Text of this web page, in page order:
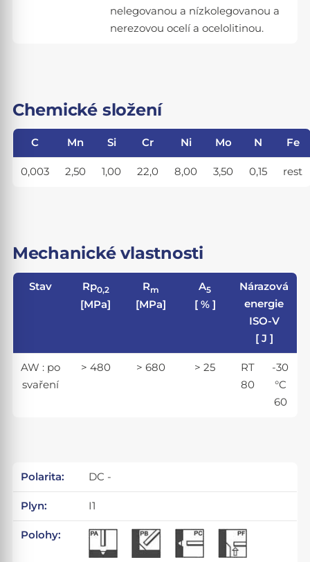
nelegovanou a nízkolegovanou a
nerezovou ocelí a ocelolitinou.
Chemické složení
C Mn Si Cr Ni Mo N Fe
0,003 2,50 1,00 22,0 8,00 3,50 0,15 rest
Mechanické vlastnosti
Stav Rp0,2
[MPa]
Rm
[MPa]
A5
[ % ]
Nárazová
energie
ISO-V
[ J ]
AW : po
svaření
> 480 > 680 > 25
RT
80
-30
°C
60
Polarita: DC -
Plyn: I1
Polohy: